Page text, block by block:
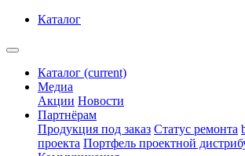
Каталог
Каталог (current)
Медиа
Акции Новости
Партнёрам
Продукция под заказ Статус ремонта
проекта Портфель проектной